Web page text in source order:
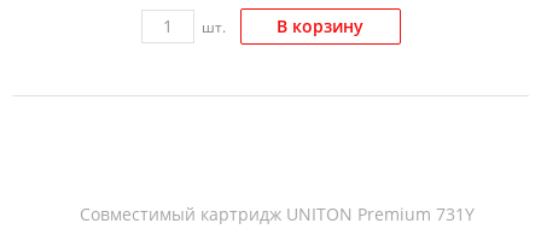
шт. В корзину
Совместимый картридж UNITON Premium 731Y